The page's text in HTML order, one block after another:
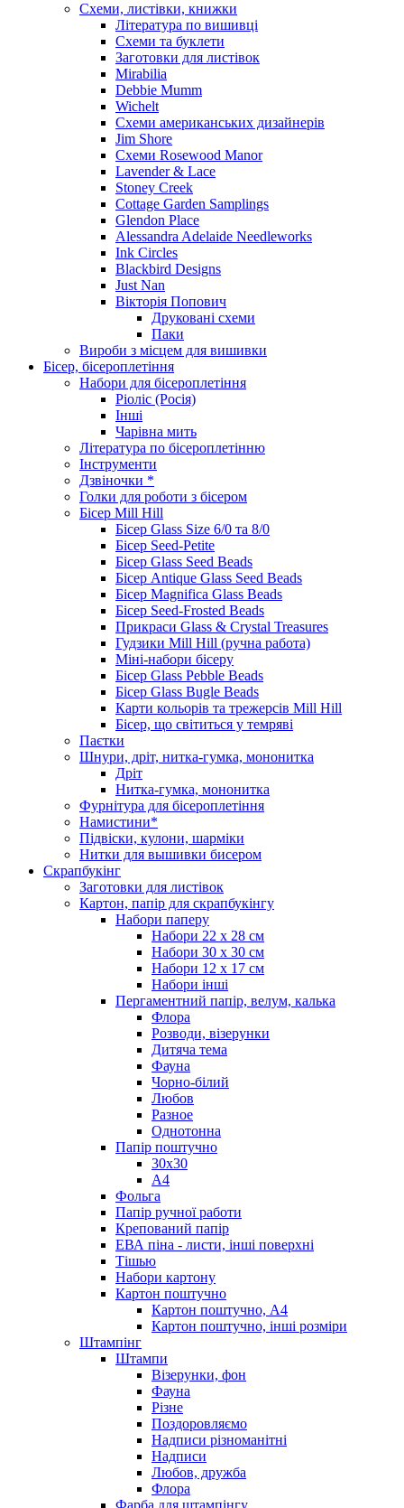
Схеми, листівки, книжки
Література по вишивці
Схеми та буклети
Заготовки для листівок
Mirabilia
Debbie Mumm
Wichelt
Схеми американських дизайнерів
Jim Shore
Cхеми Rosewood Manor
Lavender & Lace
Stoney Creek
Cottage Garden Samplings
Glendon Place
Alessandra Adelaide Needleworks
Ink Circles
Blackbird Designs
Just Nan
Вікторія Попович
Друковані схеми
Паки
Вироби з місцем для вишивки
Бісер, бісероплетіння
Набори для бісероплетіння
Ріоліс (Росія)
Інші
Чарівна мить
Література по бісероплетінню
Інструменти
Дзвіночки *
Голки для роботи з бісером
Бісер Mill Hill
Бісер Glass Size 6/0 та 8/0
Бісер Seed-Petite
Бісер Glass Seed Beads
Бісер Antique Glass Seed Beads
Бісер Magnifica Glass Beads
Бісер Seed-Frosted Beads
Прикраси Glass & Crystal Treasures
Гудзики Mill Hill (ручна работа)
Міні-набори бісеру
Бісер Glass Pebble Beads
Бісер Glass Bugle Beads
Карти кольорів та трежерсів Mill Hill
Бісер, що світиться у темряві
Паєтки
Шнури, дріт, нитка-гумка, мононитка
Дріт
Нитка-гумка, мононитка
Фурнітура для бісероплетіння
Намистини*
Підвіски, кулони, шарміки
Нитки для вышивки бисером
Скрапбукінг
Заготовки для листівок
Картон, папір для скрапбукінгу
Набори паперу
Набори 22 х 28 см
Набори 30 х 30 см
Набори 12 х 17 см
Набори інші
Пергаментний папір, велум, калька
Флора
Розводи, візерунки
Дитяча тема
Фауна
Чорно-білий
Любов
Разное
Однотонна
Папір поштучно
30х30
А4
Фольга
Папір ручної работи
Крепований папір
ЕВА піна - листи, інші поверхні
Тішью
Набори картону
Картон поштучно
Картон поштучно, А4
Картон поштучно, інші розміри
Штампінг
Штампи
Візерунки, фон
Фауна
Різне
Поздоровляємо
Надписи різноманітні
Надписи
Любов, дружба
Флора
Фарба для штампінгу